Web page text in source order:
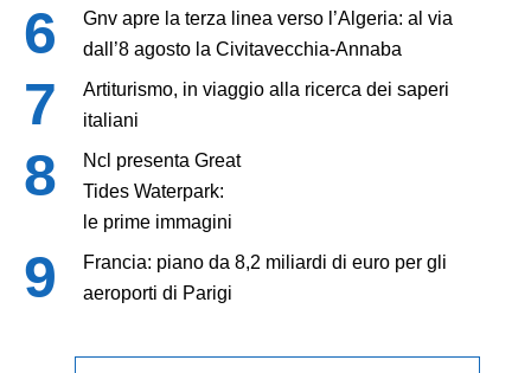
Gnv apre la terza linea verso l’Algeria: al via
dall’8 agosto la Civitavecchia-Annaba
Artiturismo, in viaggio alla ricerca dei saperi
italiani
Ncl presenta Great
Tides Waterpark:
le prime immagini
Francia: piano da 8,2 miliardi di euro per gli
aeroporti di Parigi